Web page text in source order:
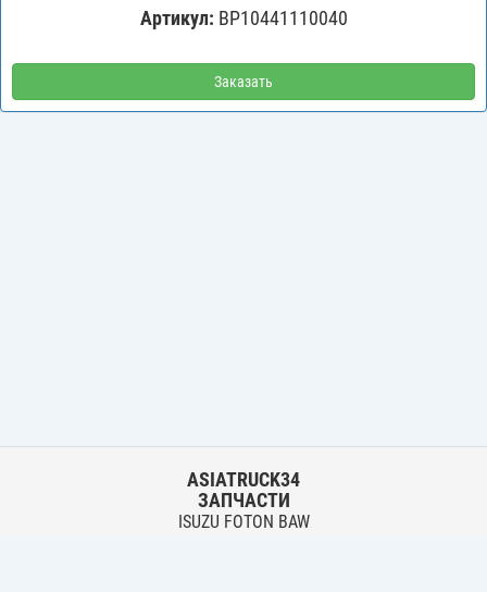
Артикул: BP10441110040
Заказать
ASIATRUCK34
ЗАПЧАСТИ
ISUZU FOTON BAW